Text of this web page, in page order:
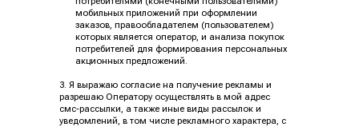
мобильных приложений при оформлении
заказов, правообладателем (пользователем)
которых является оператор, и анализа покупок
потребителей для формирования персональных
акционных предложений.
3. Я выражаю согласие на получение рекламы и
разрешаю Оператору осуществлять в мой адрес
смс-рассылки, а также иные виды рассылок и
уведомлений, в том числе рекламного характера, с